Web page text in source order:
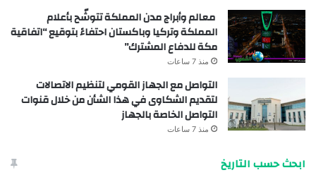
معالم وأبراج مدن المملكة تتوشّح بأعلام
المملكة وتركيا وباكستان احتفاءً بتوقيع “اتفاقية
مكة للدفاع المشترك”
منذ 7 ساعات
التواصل مع الجهاز القومي لتنظيم الاتصالات
لتقديم الشكاوى في هذا الشأن من خلال قنوات
التواصل الخاصة بالجهاز
منذ 7 ساعات
ابحث حسب التاريخ